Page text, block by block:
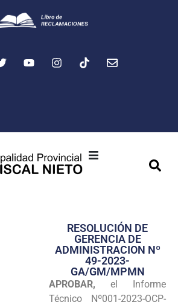
Transparencia
Seguridad
Programas
RESOLUCIÓN DE
GERENCIA DE
ADMINISTRACION Nº
49-2023-
GA/GM/MPMN
APROBAR, el Informe
Técnico Nº001-2023-OCP-